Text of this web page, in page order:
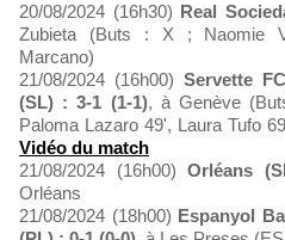
20/08/2024 (16h30) Real
Zubieta (Buts : X ; Naomie
Marcano)
21/08/2024 (16h00) Servette
(SL) : 3-1 (1-1), à Genève
Paloma Lazaro 49', Laura Tufo
Vidéo du match
21/08/2024 (16h00)Orléans
Orléans
21/08/2024 (18h00) Espanyol